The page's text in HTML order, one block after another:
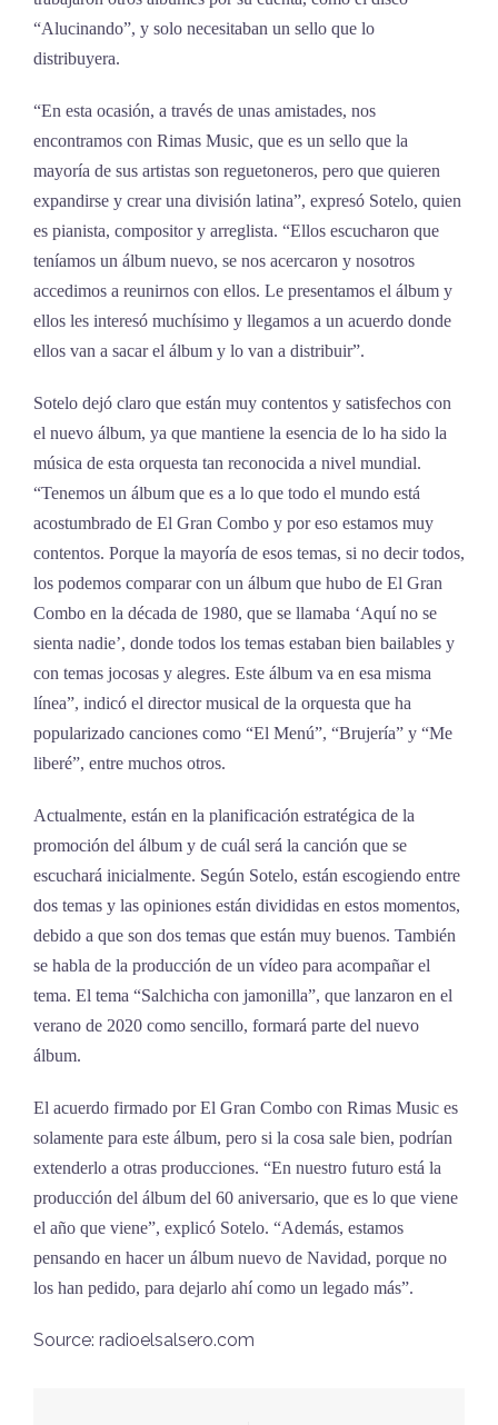
“Alucinando”, y solo necesitaban un sello que lo
distribuyera.
“En esta ocasión, a través de unas amistades, nos
encontramos con Rimas Music, que es un sello que la
mayoría de sus artistas son reguetoneros, pero que quieren
expandirse y crear una división latina”, expresó Sotelo, quien
es pianista, compositor y arreglista. “Ellos escucharon que
teníamos un álbum nuevo, se nos acercaron y nosotros
accedimos a reunirnos con ellos. Le presentamos el álbum y
ellos les interesó muchísimo y llegamos a un acuerdo donde
ellos van a sacar el álbum y lo van a distribuir”.
Sotelo dejó claro que están muy contentos y satisfechos con
el nuevo álbum, ya que mantiene la esencia de lo ha sido la
música de esta orquesta tan reconocida a nivel mundial.
“Tenemos un álbum que es a lo que todo el mundo está
acostumbrado de El Gran Combo y por eso estamos muy
contentos. Porque la mayoría de esos temas, si no decir todos,
los podemos comparar con un álbum que hubo de El Gran
Combo en la década de 1980, que se llamaba ‘Aquí no se
sienta nadie’, donde todos los temas estaban bien bailables y
con temas jocosas y alegres. Este álbum va en esa misma
línea”, indicó el director musical de la orquesta que ha
popularizado canciones como “El Menú”, “Brujería” y “Me
liberé”, entre muchos otros.
Actualmente, están en la planificación estratégica de la
promoción del álbum y de cuál será la canción que se
escuchará inicialmente. Según Sotelo, están escogiendo entre
dos temas y las opiniones están divididas en estos momentos,
debido a que son dos temas que están muy buenos. También
se habla de la producción de un vídeo para acompañar el
tema. El tema “Salchicha con jamonilla”, que lanzaron en el
verano de 2020 como sencillo, formará parte del nuevo
álbum.
El acuerdo firmado por El Gran Combo con Rimas Music es
solamente para este álbum, pero si la cosa sale bien, podrían
extenderlo a otras producciones. “En nuestro futuro está la
producción del álbum del 60 aniversario, que es lo que viene
el año que viene”, explicó Sotelo. “Además, estamos
pensando en hacer un álbum nuevo de Navidad, porque no
los han pedido, para dejarlo ahí como un legado más”.
Source: radioelsalsero.com